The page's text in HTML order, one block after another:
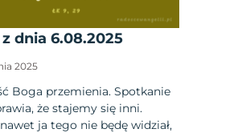
z dnia 6.08.2025
2025
Boga przemienia. Spotkanie
że stajemy się inni.
ja tego nie będę widział,